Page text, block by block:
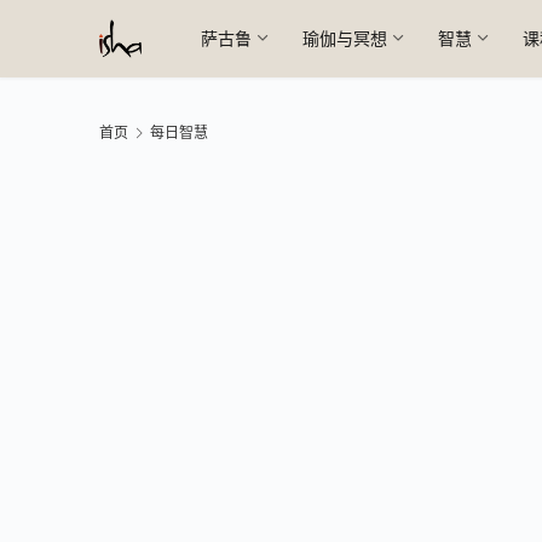
萨古鲁 瑜伽与冥想 智慧
首页 每日智慧